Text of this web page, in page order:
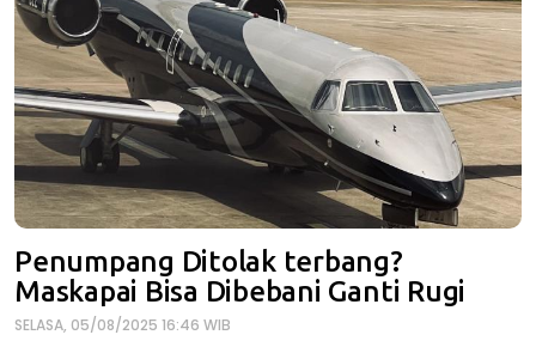
Penumpang Ditolak terbang?
Maskapai Bisa Dibebani Ganti Rugi
SELASA, 05/08/2025 16:46 WIB